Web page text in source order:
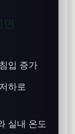
입 증가
하로
실내 온도